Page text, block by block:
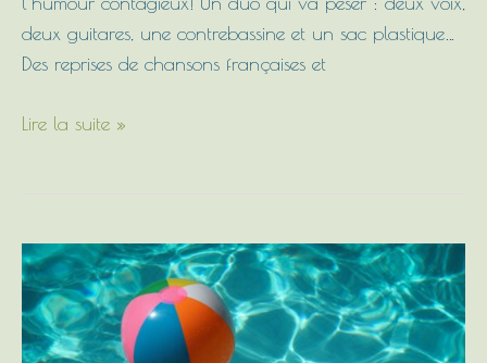
deux guitares, une contrebassine et un sac plastique…
Des reprises de chansons françaises et
concert
!!!
Lire la suite »
L’été
2019
au
Domaine